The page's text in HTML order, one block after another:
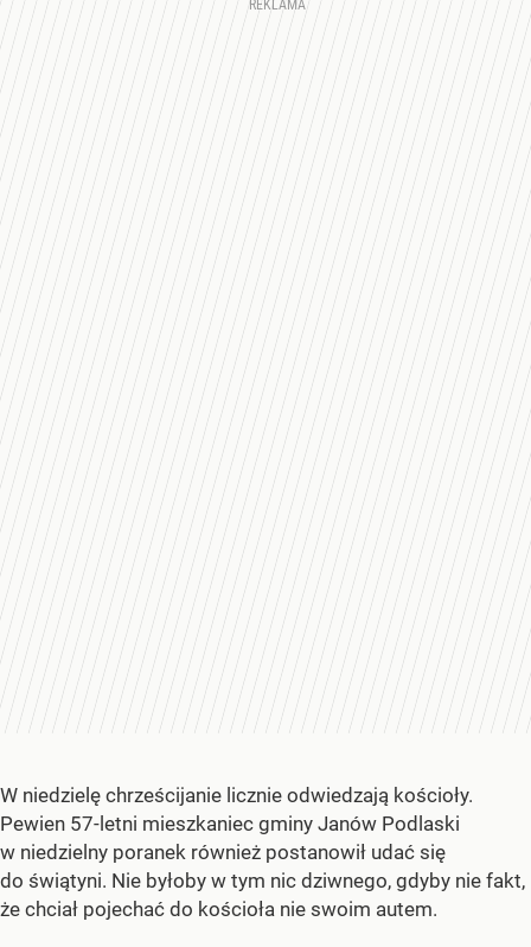
W niedzielę chrześcijanie licznie odwiedzają kościoły.
Pewien 57-letni mieszkaniec gminy Janów Podlaski
w niedzielny poranek również postanowił udać się
do świątyni. Nie byłoby w tym nic dziwnego, gdyby nie fakt,
że chciał pojechać do kościoła nie swoim autem.